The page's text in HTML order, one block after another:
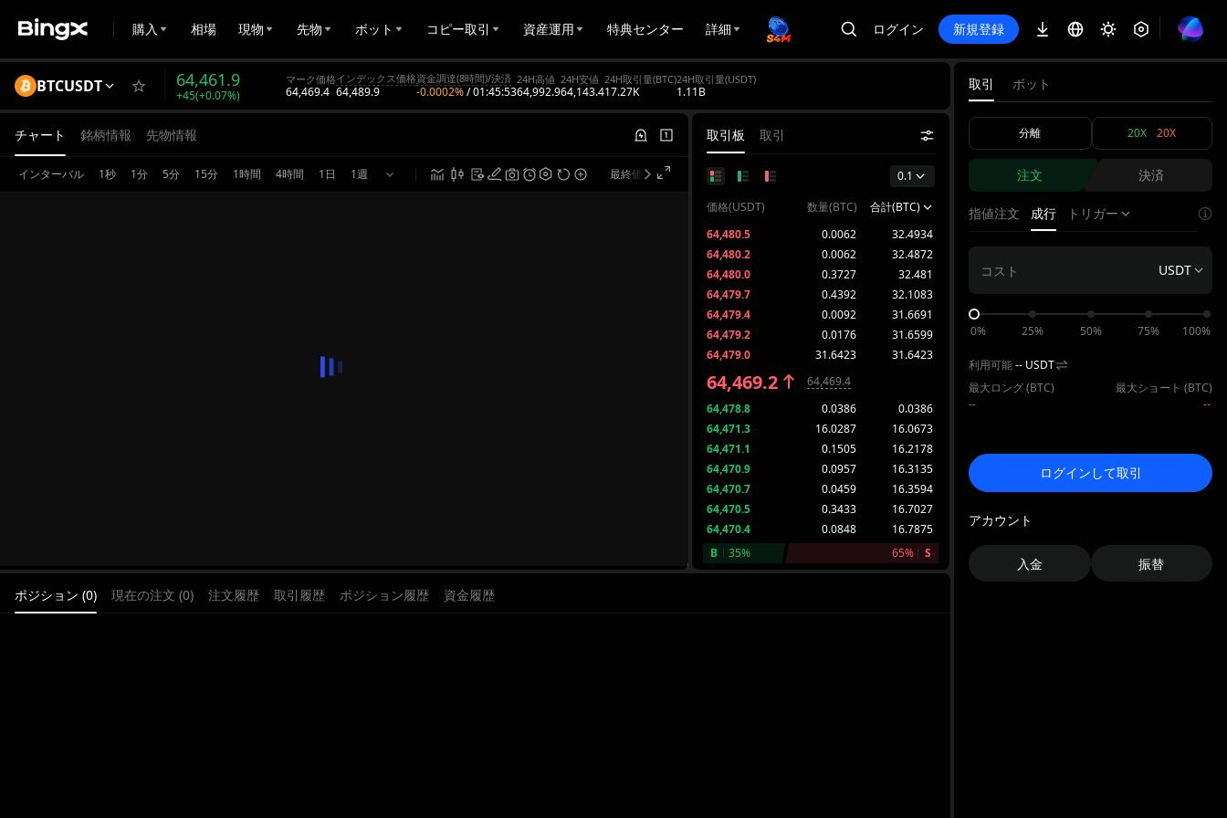
購入 相場 現物 先物 ボット コピー取引 資産運用 特典センター 詳細 ログイン 新規登録
BTCUSDT 64,461.9
+45(+0.07%)
マーク価格
64,469.4
インデックス価格
64,489.9
資金調達(8時間)/決済
-0.0002% /01:45:53
24H高値
64,992.9
24H安値
64,143.4
24H取引量(BTC)
17.27K
24H取引量(USDT)
1.11B
チャート 銘柄情報 先物情報
インターバル 1秒 1分 5分 15分 1時間 4時間 1日 1週 最終価格 TradingView
取引板 取引
0.1
価格(USDT) 数量(BTC) 合計(BTC)
64,480.5 0.0062
32.4934
64,480.2
0.0062
32.4872
64,480.0
0.3727
32.481
64,479.7
0.4392
32.1083
64,479.4
0.0092
31.6691
64,479.2
0.0176
31.6599
64,479.0
31.6423 31.6423
64,469.2 64,469.4
64,478.8 0.0386
0.0386
64,471.3
16.0287
16.0673
64,471.1
0.1505
16.2178
64,470.9
0.0957
16.3135
64,470.7
0.0459
16.3594
64,470.5
0.3433
16.7027
64,470.4
0.0848 16.7875
B 35% 65% S
取引 ボット
分離 20X 20X
注文 決済
指値注文 成行 トリガー
USDT
0% 25% 50% 75% 100%
利用可能 -- USDT
最大ロング ( BTC)
--
最大ショート ( BTC)
--
ログインして取引
アカウント
入金 振替
ポジション (0) 現在の注文 (0) 注文履歴 取引履歴 ポジション履歴 資金履歴